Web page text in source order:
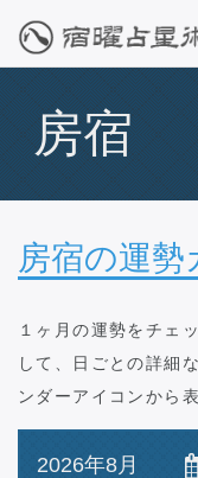
房宿
房宿の運勢
１ヶ月の運勢をチェ
して、日ごとの詳細
ンダーアイコンから
2026年8月